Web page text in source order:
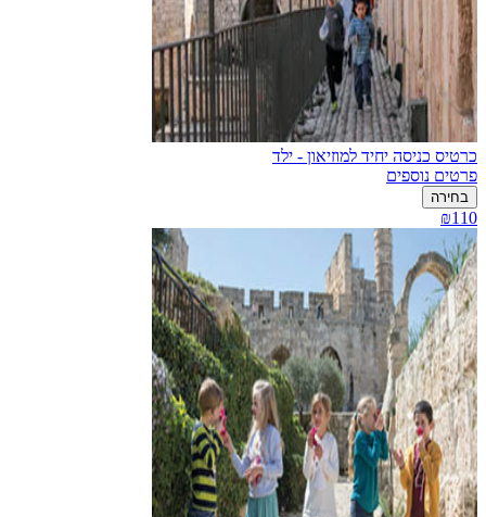
כרטיס כניסה יחיד למוזיאון - ילד
פרטים נוספים
בחירה
₪110